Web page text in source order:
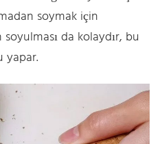
soymak için
da kolaydır, bu
yapar.